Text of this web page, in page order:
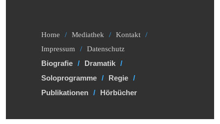
Home Mediathek
Kontakt
Impressum
Datenschutz
Biografie
Dramatik
Soloprogramme
Regie
Publikationen
Hörbücher